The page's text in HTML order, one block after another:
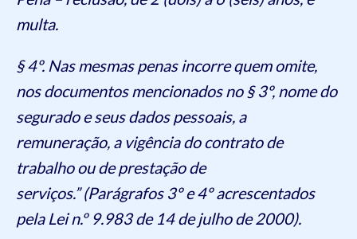
multa.
§ 4º. Nas mesmas penas incorre quem omite,
nos documentos mencionados no § 3º, nome do
segurado e seus dados pessoais, a
remuneração, a vigência do contrato de
trabalho ou de prestação de
serviços.” (Parágrafos 3º e 4º acrescentados
pela Lei n.º 9.983 de 14 de julho de 2000).